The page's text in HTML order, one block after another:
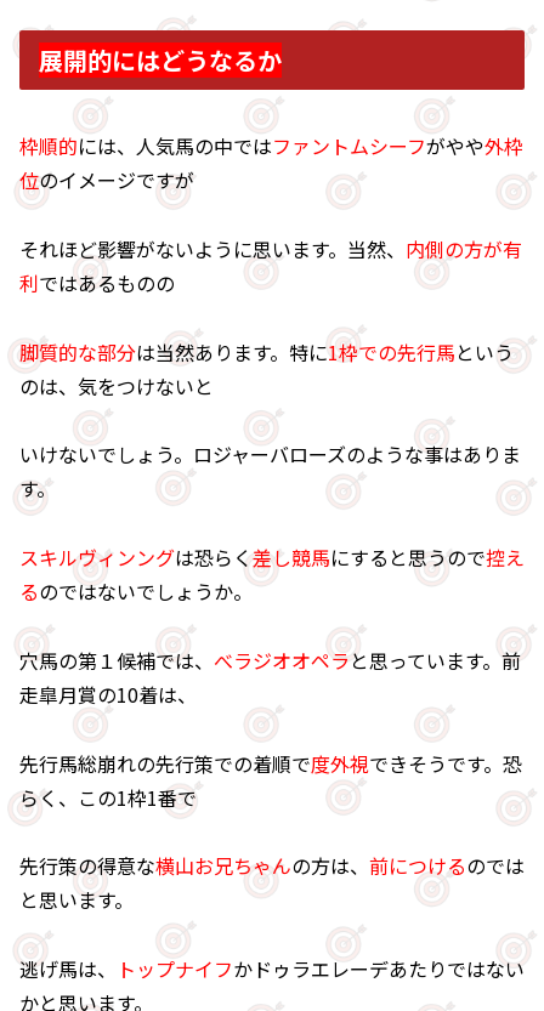
展開的にはどうなるか
枠順的には、人気馬の中ではファントムシーフがやや外枠
位のイメージですが
それほど影響がないように思います。当然、 内側の方が有
利ではあるものの
脚質的な部分は当然あります。特に1枠での先行馬という
のは、気をつけないと
いけないでしょう。ロジャーバローズのような事はありま
す。
スキルヴィンングは恐らく差し競馬にすると思うので控え
るのではないでしょうか。
穴馬の第１候補では、 べラジオオペラと思っています。前
走皐月賞の10着は、
先行馬総崩れの先行策での着順で度外視できそうです。恐
らく、この1枠1番で
先行策の得意な横山お兄ちゃんの方は、 前につけるのでは
と思います。
逃げ馬は、 トップナイフかドゥラエレーデあたりではない
かと思います。